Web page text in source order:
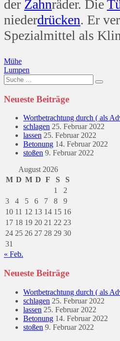
der Zahnräder. Die
niederdrücken. Er
Spezialmittel als
Beitragsnavigation
Mühe
Lumpen
Suche
nach:
Neueste Beiträge
Wortbetrachtung durch ( als
schlagen 25. Februar 2022
lassen 25. Februar 2022
Betonung 14. Februar 2022
stoßen 9. Februar 2022
August 2026
M D M D F S
S
1
2
3
4 5 6 7 8
9
10 11 12 13 14 15 16
17 18 19 20 21 22 23
24 25 26 27 28 29 30
31
« Feb.
Neueste Beiträge
Wortbetrachtung durch ( als
schlagen 25. Februar 2022
lassen 25. Februar 2022
Betonung 14. Februar 2022
stoßen 9. Februar 2022